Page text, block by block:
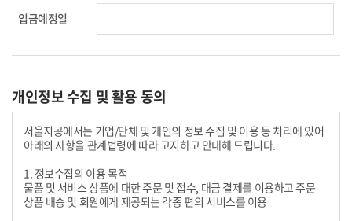
입금예정일
개인정보 수집 및 활용 동의
서울지공에서는 기업/단체 및 개인의 정보 수집 및 이용 등 처리에 있어
아래의 사항을 관계법령에 따라 고지하고 안내해 드립니다.
1. 정보수집의 이용 목적
물품 및 서비스 상품에 대한 주문 및 접수, 대금 결제를 이용하고 주문
상품 배송 및 회원에게 제공되는 각종 편의 서비스를 이용